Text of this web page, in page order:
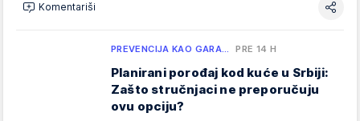
Komentariši
PREVENCIJA KAO GARA… PRE 14 H
Planirani porođaj kod kuće u Srbiji:
Zašto stručnjaci ne preporučuju
ovu opciju?